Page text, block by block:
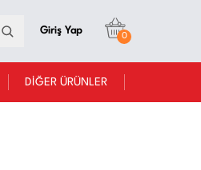
Giriş Yap 0
DİĞER ÜRÜNLER